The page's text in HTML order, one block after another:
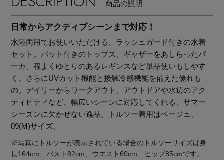
商品の説明
日常からアクティブシーンまで対応！
水陸両用でお使いいただける、ラッシュガード付きの水着
セット。パット付きのトップス、ギャザーをあしらったパ
ーカ、程よくゆとりのあるレギンスなど単品使いもしやす
く、さらにUVカット機能と接触冷感機能を備えた優れも
の。デイリーからワークアウト、アウトドアや水辺のアク
ティビティなど、幅広いシーンに対応してくれる、サマー
シーズンに欠かせない逸品。トルソー着用はベージュ、
09(M)サイズ。
※写真にトルソーが表示されている場合のトルソーサイズは身
長164cm、バスト82cm、ウエスト60cm、ヒップ85cmです。